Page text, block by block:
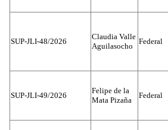
SUP-JLI-48/2026
Claudia Valle
Aguilasocho
Federal
SUP-JLI-49/2026
Felipe de la
Mata Pizaña
Federal